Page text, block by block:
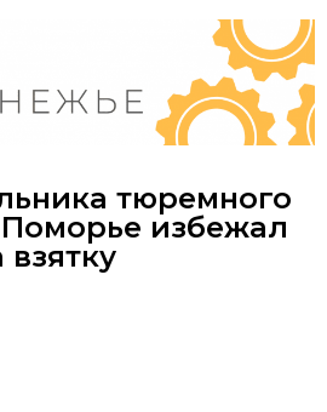
тюремного
избежал
взятку